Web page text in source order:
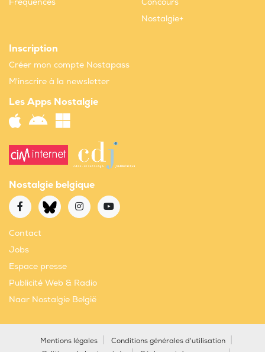
Fréquences
Concours
Nostalgie+
Inscription
Créer mon compte Nostapass
M'inscrire à la newsletter
Les Apps Nostalgie
Nostalgie belgique
Contact
Jobs
Espace presse
Publicité Web & Radio
Naar Nostalgie België
Mentions légales
Conditions générales d'utilisation